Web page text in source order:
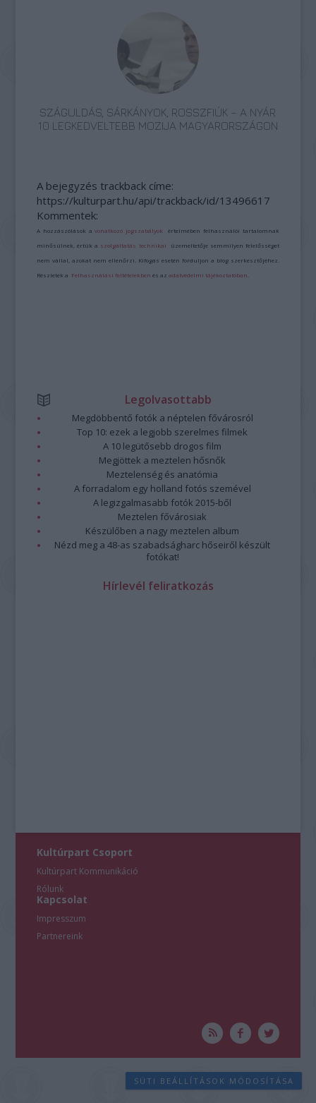
SZÁGULDÁS, SÁRKÁNYOK, ROSSZFIÚK – A NYÁR
10 LEGKEDVELTEBB MOZIJA MAGYARORSZÁGON
A bejegyzés trackback címe:
https://kulturpart.hu/api/trackback/id/13496617
Kommentek:
A hozzászólások avonatkozó jogszabályok értelmében felhasználói tartalomnak
minősülnek, értük a szolgáltatás technikai üzemeltetője semmilyen felelősséget
nem vállal, azokat nem ellenőrzi. Kifogás esetén forduljon a blog szerkesztőjéhez.
Részletek a Felhasználási feltételekben és azadatvédelmi tájékoztatóban
Legolvasottabb
Megdöbbentő fotók a néptelen fővárosról
Top 10: ezek a legjobb szerelmes filmek
A 10 legütősebb drogos film
Megjöttek a meztelen hősnők
Meztelenség és anatómia
A forradalom egy holland fotós szemével
A legizgalmasabb fotók 2015-ből
Meztelen fővárosiak
Készülőben a nagy meztelen album
Nézd meg a 48-as szabadságharc hőseiről készült
fotókat!
Hírlevél feliratkozás
Kultúrpart Csoport
Kultúrpart Kommunikáció
Rólunk
Kapcsolat
Impresszum
Partnereink
SÜTI BEÁLLÍTÁSOK MÓDOSÍTÁSA